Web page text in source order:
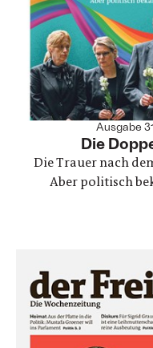
Ausgabe
Die
Die Trauer nach
Aber politisch